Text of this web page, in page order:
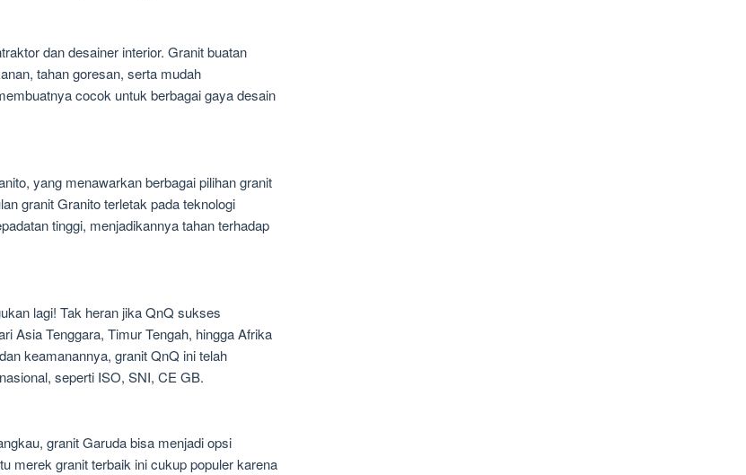
dan desainer interior. Granit buatan
tahan goresan, serta mudah
cocok untuk berbagai gaya desain
yang menawarkan berbagai pilihan granit
granit Granito terletak pada teknologi
tinggi, menjadikannya tahan terhadap
lagi! Tak heran jika QnQ sukses
Asia Tenggara, Timur Tengah, hingga Afrika
keamanannya, granit QnQ ini telah
seperti ISO, SNI, CE GB.
granit Garuda bisa menjadi opsi
merek granit terbaik ini cukup populer karena